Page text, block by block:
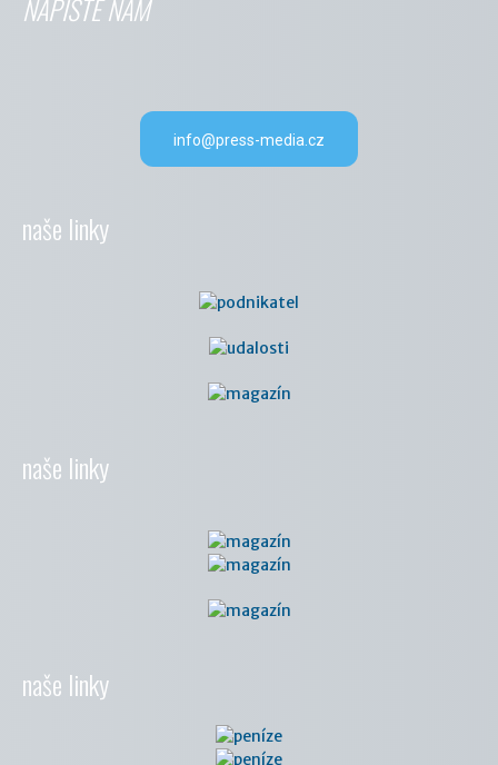
NAPIŠTE NÁM
info@press-media.cz
naše linky
naše linky
naše linky